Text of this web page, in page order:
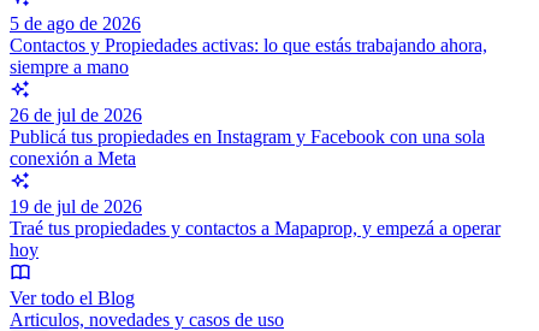
5 de ago de 2026
Contactos y Propiedades activas: lo que estás trabajando ahora,
siempre a mano
26 de jul de 2026
Publicá tus propiedades en Instagram y Facebook con una sola
conexión a Meta
19 de jul de 2026
Traé tus propiedades y contactos a Mapaprop, y empezá a operar
hoy
Ver todo el Blog
Articulos, novedades y casos de uso